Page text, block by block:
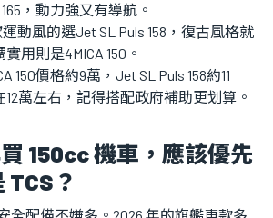
，動力強又有導航。
動風的選Jet SL Puls 158，復古風格就
實用則是4MICA 150。
150價格約9萬，Jet SL Puls 158約11
12萬左右，記得搭配政府補助更划算。
150cc 機車，應該優先
TCS？